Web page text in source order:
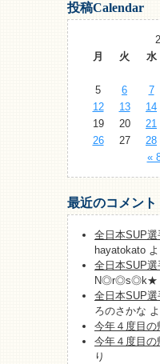
投稿Calendar
月
火 水
5
6 7
12
13 14
19
20 21
26
27 28
«
最近のコメント
全日本SUP
hayatokato
全日本SUP
N◎r◎s◎k★
全日本SUP
ろのさかな
今年４度目の
今年４度目の
り